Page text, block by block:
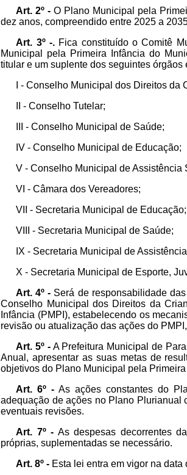
Art. 2º - O Plano Municipal pela
dez anos, compreendido entre 2025 a
Art. 3º -.Fica constituído o Comitê
Municipal pela Primeira Infância do
titular e um suplente dos seguintes órgãos
I - Conselho Municipal dos Direitos da
II - Conselho Tutelar;
III - Conselho Municipal de Saúde;
IV - Conselho Municipal de Educação;
V - Conselho Municipal de Assistência
VI - Câmara dos Vereadores;
VII - Secretaria Municipal de Educação;
VIII - Secretaria Municipal de Saúde;
IX - Secretaria Municipal de
X - Secretaria Municipal de Esporte,
Art. 4º - Será de responsabilidade
Conselho Municipal dos Direitos da
Infância (PMPI), estabelecendo os
revisão ou atualização das ações do
Art. 5º -A Prefeitura Municipal de
Anual, apresentar as suas metas de
objetivos do Plano Municipal pela
Art. 6º - As ações constantes do
adequação de ações no Plano Plurianual
eventuais revisões.
Art. 7º - As despesas decorrentes
próprias, suplementadas se necessário.
Art. 8º - Esta lei entra em vigor na